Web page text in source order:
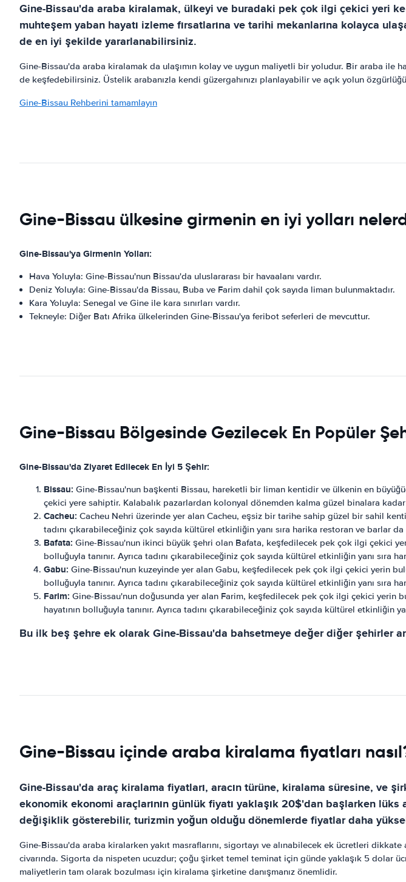
Gine-Bissau'da araba kiralamak, ülkeyi ve buradaki pek çok ilgi çekici yeri
muhteşem yaban hayatı izleme fırsatlarına ve tarihi mekanlarına kolayca
de en iyi şekilde yararlanabilirsiniz.
Gine-Bissau'da araba kiralamak da ulaşımın kolay ve uygun maliyetli bir yoludur. Bir araba
de keşfedebilirsiniz. Üstelik arabanızla kendi güzergahınızı planlayabilir ve açık yolun
Gine-Bissau Rehberini tamamlayın
Gine-Bissau ülkesine girmenin en iyi yolları
Gine-Bissau'ya Girmenin Yolları:
Hava Yoluyla: Gine-Bissau'nun Bissau'da uluslararası bir havaalanı vardır.
Deniz Yoluyla: Gine-Bissau'da Bissau, Buba ve Farim dahil çok sayıda liman bulunmaktadır.
Kara Yoluyla: Senegal ve Gine ile kara sınırları vardır.
Tekneyle: Diğer Batı Afrika ülkelerinden Gine-Bissau'ya feribot seferleri de mevcuttur.
Gine-Bissau Bölgesinde Gezilecek En Popüler
Gine-Bissau'da Ziyaret Edilecek En İyi 5 Şehir:
Bissau: Gine-Bissau'nun başkenti Bissau, hareketli bir liman kentidir ve ülkenin en
çekici yere sahiptir. Kalabalık pazarlardan kolonyal dönemden kalma güzel binalara
Cacheu: Cacheu Nehri üzerinde yer alan Cacheu, eşsiz bir tarihe sahip güzel bir sahil
tadını çıkarabileceğiniz çok sayıda kültürel etkinliğin yanı sıra harika restoran ve barlar
Bafata: Gine-Bissau'nun ikinci büyük şehri olan Bafata, keşfedilecek pek çok ilgi çekici
bolluğuyla tanınır. Ayrıca tadını çıkarabileceğiniz çok sayıda kültürel etkinliğin yanı sıra
Gabu: Gine-Bissau'nun kuzeyinde yer alan Gabu, keşfedilecek pek çok ilgi çekici yerin
bolluğuyla tanınır. Ayrıca tadını çıkarabileceğiniz çok sayıda kültürel etkinliğin yanı sıra
Farim: Gine-Bissau'nun doğusunda yer alan Farim, keşfedilecek pek çok ilgi çekici yerin
hayatının bolluğuyla tanınır. Ayrıca tadını çıkarabileceğiniz çok sayıda kültürel etkinliğin
Bu ilk beş şehre ek olarak Gine-Bissau'da bahsetmeye değer diğer şehirler
Gine-Bissau içinde araba kiralama fiyatları
Gine-Bissau'da araç kiralama fiyatları, aracın türüne, kiralama süresine, ve
ekonomik ekonomi araçlarının günlük fiyatı yaklaşık 20$'dan başlarken
değişiklik gösterebilir, turizmin yoğun olduğu dönemlerde fiyatlar daha
Gine-Bissau'da araba kiralarken yakıt masraflarını, sigortayı ve alınabilecek ek ücretleri
civarında. Sigorta da nispeten ucuzdur; çoğu şirket temel teminat için günde yaklaşık 5 dolar
maliyetlerin tam olarak bozulması için kiralama şirketine danışmanız önemlidir.